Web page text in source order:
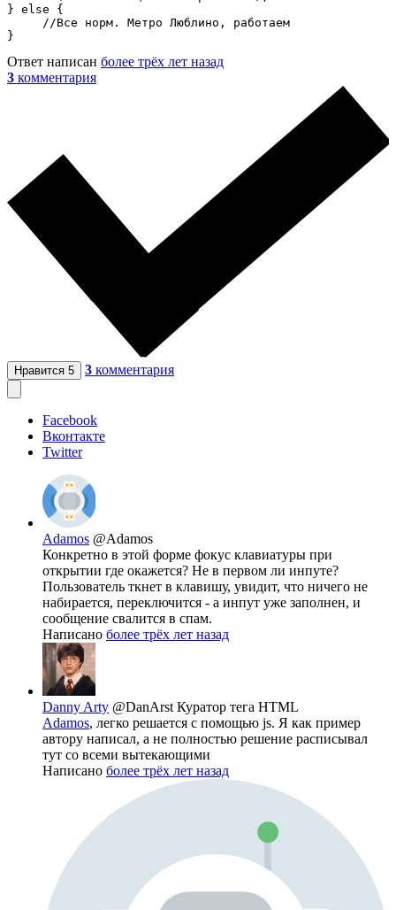
} else {
     //Все норм. Метро Люблино, работаем
}
Ответ написан более трёх лет назад
3 комментария
Нравится 5 3 комментария
Facebook
Вконтакте
Twitter
Adamos @Adamos
Конкретно в этой форме фокус клавиатуры при
открытии где окажется? Не в первом ли инпуте?
Пользователь ткнет в клавишу, увидит, что ничего не
набирается, переключится - а инпут уже заполнен, и
сообщение свалится в спам.
Написано более трёх лет назад
Danny Arty @DanArst Куратор тега HTML
Adamos, легко решается с помощью js. Я как пример
автору написал, а не полностью решение расписывал
тут со всеми вытекающими
Написано более трёх лет назад